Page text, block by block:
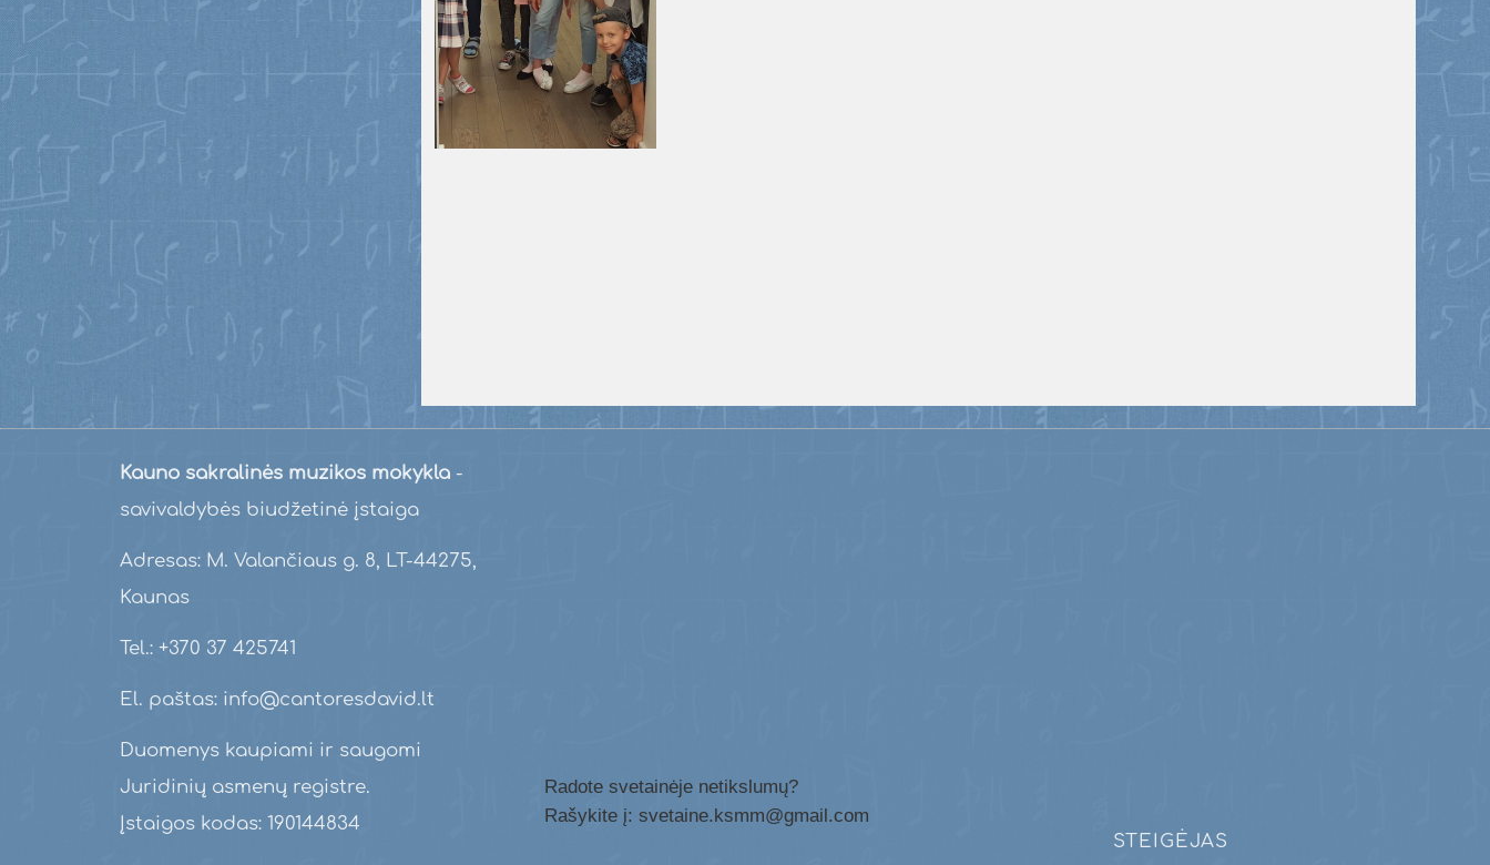
Kauno sakralinės muzikos mokykla-
savivaldybės biudžetinė įstaiga
Adresas: M. Valančiaus g. 8, LT-44275,
Kaunas
Tel.: +370 37 425741
El. paštas: info@cantoresdavid.lt
Duomenys kaupiami ir saugomi
Juridinių asmenų registre.
Įstaigos kodas: 190144834
Radote svetainėje netikslumų?
Rašykite į: svetaine.ksmm@gmail.com
STEIGĖJAS